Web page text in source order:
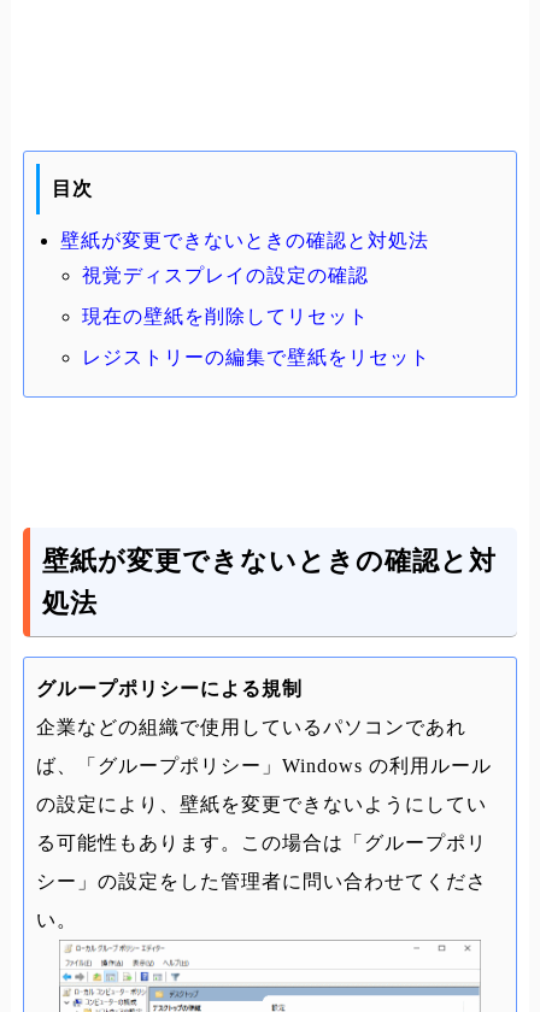
目次
壁紙が変更できないときの確認と対処法
視覚ディスプレイの設定の確認
現在の壁紙を削除してリセット
レジストリーの編集で壁紙をリセット
壁紙が変更できないときの確認と対
処法
グループポリシーによる規制
企業などの組織で使用しているパソコンであれ
ば、「グループポリシー」Windows の利用ルール
の設定により、壁紙を変更できないようにしてい
る可能性もあります。この場合は「グループポリ
シー」の設定をした管理者に問い合わせてくださ
い。